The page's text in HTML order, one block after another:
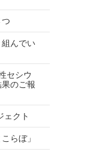
んでい
セシウ
のご報
ェクト
らぼ」